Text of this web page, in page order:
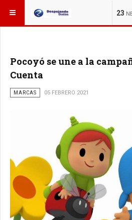
23
ESTÁ AQUÍ:
Pocoyó se une a la
Cuenta
MARCAS 05 FEBRERO 2021